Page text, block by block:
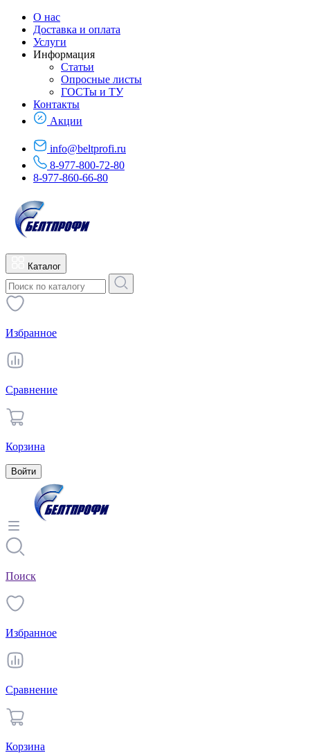
О нас
Доставка и оплата
Услуги
Информация
Статьи
Опросные листы
ГОСТы и ТУ
Контакты
Акции
info@beltprofi.ru
8-977-800-72-80
8-977-860-66-80
Каталог
Избранное
Сравнение
Корзина
Войти
Поиск
Избранное
Сравнение
Корзина